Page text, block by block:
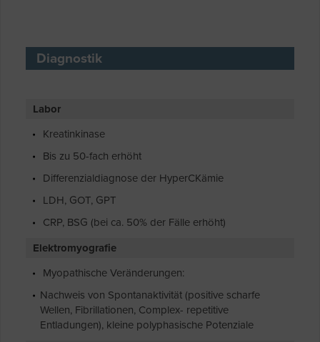
Diagnostik
Labor
Kreatinkinase
Bis zu 50-fach erhöht
Differenzialdiagnose der HyperCKämie
LDH, GOT, GPT
CRP, BSG (bei ca. 50% der Fälle erhöht)
Elektromyografie
Myopathische Veränderungen:
Nachweis von Spontanaktivität (positive scharfe
Wellen, Fibrillationen, Complex- repetitive
Entladungen), kleine polyphasische Potenziale